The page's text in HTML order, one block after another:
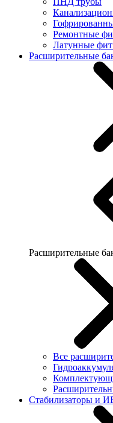
Ремонтные
Латунные
Расширительные
Расширительные
Все
Стабилизаторы и